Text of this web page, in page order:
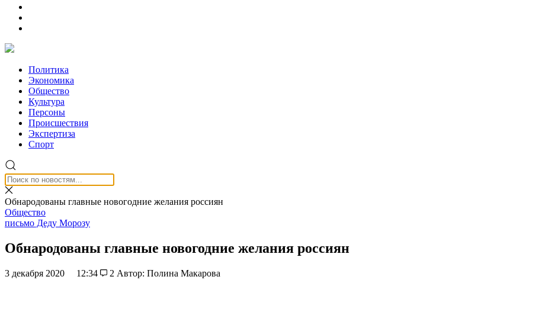
Политика
Экономика
Общество
Культура
Персоны
Происшествия
Экспертиза
Спорт
Обнародованы главные новогодние желания россиян
Общество
письмо Деду Морозу
Обнародованы главные новогодние желания россиян
3 декабря 2020 12:34 2 Автор: Полина Макарова